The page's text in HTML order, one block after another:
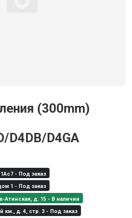
(300mm)
D4DB/D4GA
- Под заказ
1 - Под заказ
д. 15 - В наличии
д. 4, стр. 3 - Под заказ